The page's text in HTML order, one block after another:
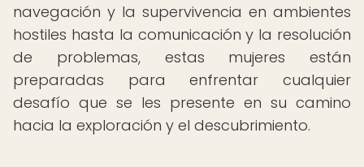
navegación y la supervivencia en ambientes
hostiles hasta la comunicación y la resolución
de problemas, estas mujeres están
preparadas para enfrentar cualquier
desafío que se les presente en su camino
hacia la exploración y el descubrimiento.